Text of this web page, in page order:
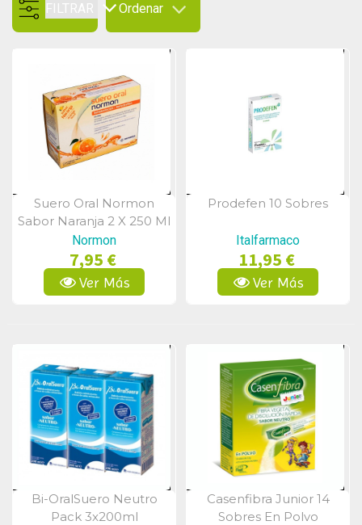
FILTRAR Ordenar
Vista Rápida
Suero Oral Normon
Sabor Naranja 2 X 250 Ml
Normon
7,95 €
Ver Más
Vista Rápida
Prodefen 10 Sobres
Italfarmaco
11,95 €
Ver Más
Vista Rápida
Bi-OralSuero Neutro
Pack 3x200ml
Vista Rápida
Casenfibra Junior 14
Sobres En Polvo